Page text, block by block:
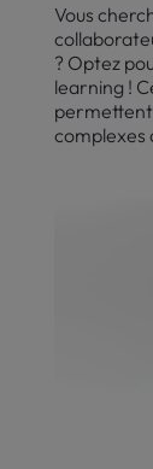
Vous
? Optez
learning !
complexes